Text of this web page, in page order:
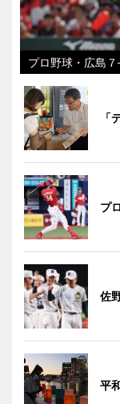
プロ野球・広島
「
プ
佐
平